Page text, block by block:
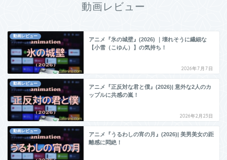
動画レビュー
動画レビュー
アニメ『氷の城壁』(2026) ｜壊れそうに繊細な
【小雪（こゆん）】の気持ち！
2026年7月7日
動画レビュー
アニメ『正反対な君と僕』(2026)| 意外な2人のカ
ップルに共感の嵐！
2026年2月23日
動画レビュー
アニメ『うるわしの宵の月』(2026)| 美男美女の距
離感に悶絶！